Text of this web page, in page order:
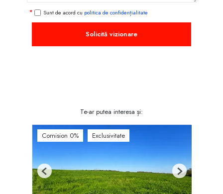
Sunt de acord cu politica de confidențialitate
Solicită vizionare
Te-ar putea interesa și:
Comision 0% Exclusivitate
Previous Next